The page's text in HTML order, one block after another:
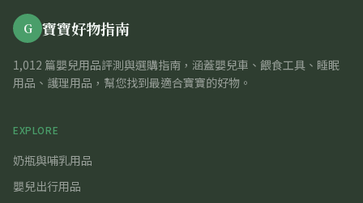
G 寶寶好物指南
1,012 篇嬰兒用品評測與選購指南，涵蓋嬰兒車、餵食工具、睡眠
用品、護理用品，幫您找到最適合寶寶的好物。
EXPLORE
奶瓶與哺乳用品
嬰兒出行用品